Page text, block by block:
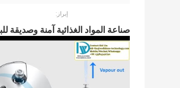
إبراز:
صناعة المواد الغذائية آمنة